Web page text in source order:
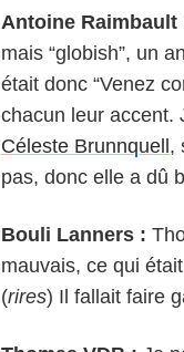
Antoine Raimbault
mais “globish”, un
était donc “Venez
chacun leur accent.
Céleste Brunnquell ,
pas, donc elle a dû
Bouli Lanners :
mauvais, ce qui
(rires) Il fallait faire